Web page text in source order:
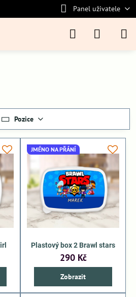
Panel uživatele
Pozice
JMÉNO NA PŘÁNÍ
Plastový box 2 Brawl stars
290 Kč
Zobrazit